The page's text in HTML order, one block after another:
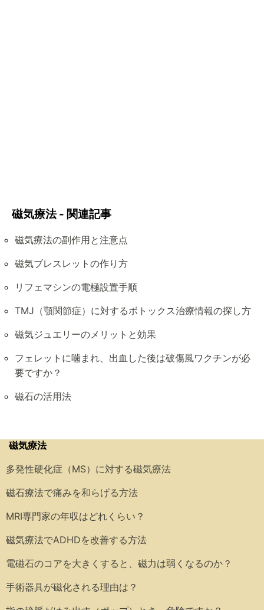
磁気療法 - 関連記事
磁気療法の副作用と注意点
磁気ブレスレットの作り方
リフェマシンの電極設置手順
TMJ（顎関節症）に対するボトックス治療情報の探し方
磁気ジュエリーのメリットと効果
フェレットに噛まれ、出血した後は破傷風ワクチンが必
要ですか？
磁石の活用法
磁気療法
多発性硬化症（MS）に対する磁気療法
磁石療法で痛みを和らげる方法
MRI専門家の年収はどれくらい？
磁気療法でADHDを改善する方法
電磁石のコアを大きくすると、磁力は弱くなるのか？
手術器具が磁化される理由は？